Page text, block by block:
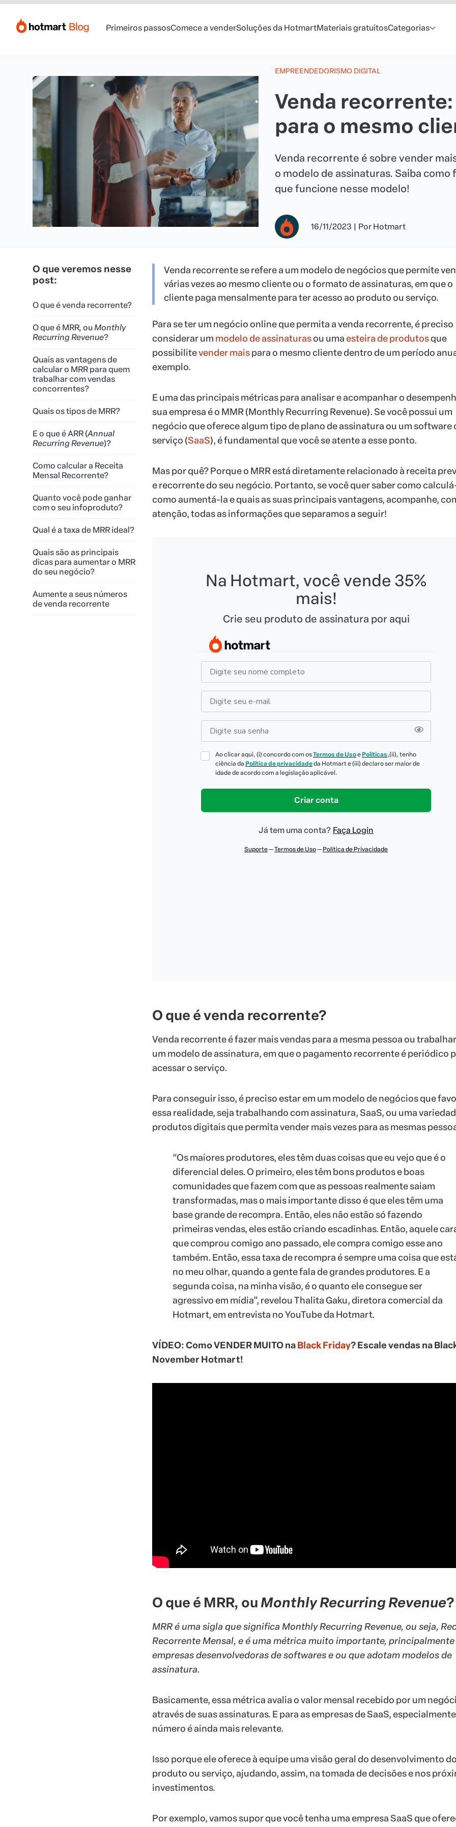
Primeiros passosComece a venderSoluções da HotmartMateriais gratuitosCategorias
EMPREENDEDORISMO DIGITAL
Venda
para o mesmo
Venda recorrente é sobre vender
o modelo de assinaturas. Saiba
que funcione nesse modelo!
16/11/2023 | Por Hotmart
O que veremos nesse
post:
O que é venda recorrente?
O que é MRR, ouMonthly
Recurring Revenue?
Quais as vantagens de
calcular o MRR para quem
trabalhar com vendas
concorrentes?
Quais os tipos de MRR?
E o que é ARR (Annual
Recurring Revenue)?
Como calcular a Receita
Mensal Recorrente?
Quanto você pode ganhar
com o seu infoproduto?
Qual é a taxa de MRR ideal?
Quais são as principais
dicas para aumentar o MRR
do seu negócio?
Aumente a seus números
de venda recorrente
Venda recorrente se refere a um modelo de negócios que permite
várias vezes ao mesmo cliente ou o formato de assinaturas, em que o
cliente paga mensalmente para ter acesso ao produto ou serviço.
Para se ter um negócio online que permita a venda recorrente, é preciso
considerar um modelo de assinaturasou umaesteira de produtosque
possibilitevender maispara o mesmo cliente dentro de um período
exemplo.
E uma das principais métricas para analisar e acompanhar o
sua empresa é o MMR (Monthly Recurring Revenue). Se você possui um
negócio que oferece algum tipo de plano de assinatura ou um software
serviço (SaaS), é fundamental que você se atente a esse ponto.
Mas por quê? Porque o MRR está diretamente relacionado à receita
e recorrente do seu negócio. Portanto, se você quer saber como
como aumentá-la e quais as suas principais vantagens, acompanhe,
atenção, todas as informações que separamos a seguir!
Na Hotmart, você vende 35%
mais!
Crie seu produto de assinatura por aqui
O que é venda recorrente?
Venda recorrente é fazer mais vendas para a mesma pessoa ou
um modelo de assinatura, em que o pagamento recorrente é periódico
acessar o serviço.
Para conseguir isso, é preciso estar em um modelo de negócios que
essa realidade, seja trabalhando com assinatura, SaaS, ou uma
produtos digitais que permita vender mais vezes para as mesmas
“Os maiores produtores, eles têm duas coisas que eu vejo que é o
diferencial deles. O primeiro, eles têm bons produtos e boas
comunidades que fazem com que as pessoas realmente saiam
transformadas, mas o mais importante disso é que eles têm uma
base grande de recompra. Então, eles não estão só fazendo
primeiras vendas, eles estão criando escadinhas. Então, aquele
que comprou comigo ano passado, ele compra comigo esse ano
também. Então, essa taxa de recompra é sempre uma coisa que
no meu olhar, quando a gente fala de grandes produtores. E a
segunda coisa, na minha visão, é o quanto ele consegue ser
agressivo em mídia”, revelou Thalita Gaku, diretora comercial da
Hotmart, em entrevista no YouTube da Hotmart.
VÍDEO: Como VENDER MUITO naBlack Friday? Escale vendas na
November Hotmart!
O que é MRR, ou Monthly Recurring Revenue?
MRR é uma sigla que significa Monthly Recurring Revenue, ou seja,
Recorrente Mensal, e é uma métrica muito importante, principalmente
empresas desenvolvedoras de softwares e ou que adotam modelos de
assinatura.
Basicamente, essa métrica avalia o valor mensal recebido por um
através de suas assinaturas. E para as empresas de SaaS,
número é ainda mais relevante.
Isso porque ele oferece à equipe uma visão geral do desenvolvimento do
produto ou serviço, ajudando, assim, na tomada de decisões e nos
investimentos.
Por exemplo, vamos supor que você tenha uma empresa SaaS que